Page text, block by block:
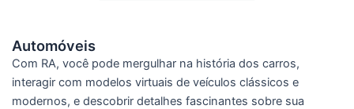
Automóveis
Com RA, você pode mergulhar na história dos carros,
interagir com modelos virtuais de veículos clássicos e
modernos, e descobrir detalhes fascinantes sobre sua